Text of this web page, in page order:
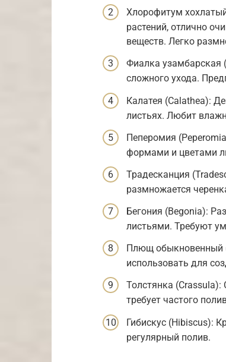
Хлорофитум
растений, отлично
веществ. Легко
Фиалка узамбарская
сложного ухода.
Калатея (Calathea):
листьях. Любит
Пеперомия
формами и цветами
Традесканция
размножается
Бегония (Begonia):
листьями. Требуют
Плющ обыкновенный
использовать для
Толстянка (Crassula):
требует частого
Гибискус (Hibiscus):
регулярный полив.